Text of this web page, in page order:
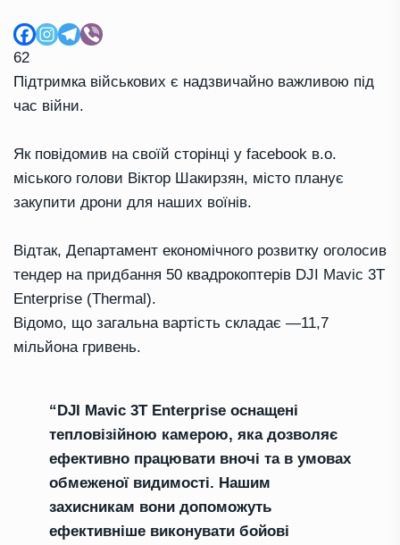
62
Підтримка військових є надзвичайно важливою під
час війни.
Як повідомив на своїй сторінці у facebook в.о.
міського голови Віктор Шакирзян, місто планує
закупити дрони для наших воїнів.
Відтак, Департамент економічного розвитку оголосив
тендер на придбання 50 квадрокоптерів DJI Mavic 3T
Enterprise (Thermal).
Відомо, що загальна вартість складає —11,7
мільйона гривень.
“DJI Mavic 3T Enterprise оснащені
тепловізійною камерою, яка дозволяє
ефективно працювати вночі та в умовах
обмеженої видимості. Нашим
захисникам вони допоможуть
ефективніше виконувати бойові